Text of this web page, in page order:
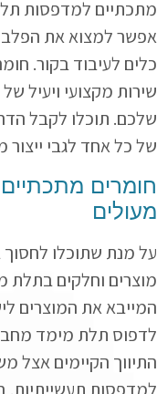
מתכתיים למדפסות
אפשר למצוא את
כלים לעיבוד בקור.
שירות מקצועי ויעיל
שלכם. תוכלו לקבל
של כל אחד לגבי ייצור
חומרים
מעולים
על מנת שתוכלו לחסוך
מוצרים וחלקים
המייבא את המוצרים
לדפוס תלת מימד
התיווך הקיימים אצל
למדפסות תעשייתיות.